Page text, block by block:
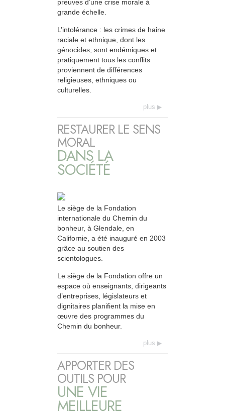
preuves d’une crise morale à
grande échelle.
L’intolérance : les crimes de haine
raciale et ethnique, dont les
génocides, sont endémiques et
pratiquement tous les conflits
proviennent de différences
religieuses, ethniques ou
culturelles.
plus
RESTAURER LE SENS
MORAL
DANS LA
SOCIÉTÉ
Le siège de la Fondation
internationale du Chemin du
bonheur, à Glendale, en
Californie, a été inauguré en 2003
grâce au soutien des
scientologues.
Le siège de la Fondation offre un
espace où enseignants, dirigeants
d’entreprises, législateurs et
dignitaires planifient la mise en
œuvre des programmes du
Chemin du bonheur.
plus
APPORTER DES
OUTILS POUR
UNE VIE
MEILLEURE